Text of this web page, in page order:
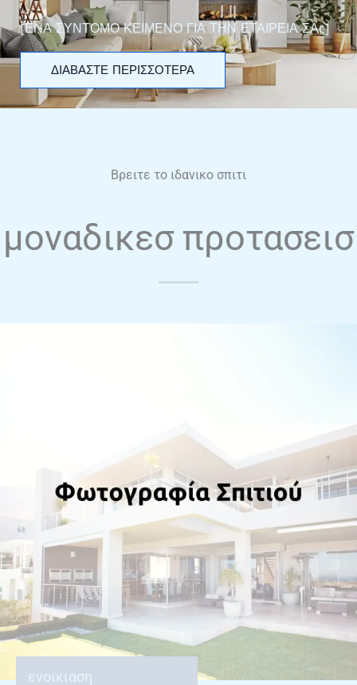
[ΕΝΑ ΣΥΝΤΟΜΟ ΚΕΙΜΕΝΟ ΓΙΑ ΤΗΝ ΕΤΑΙΡΕΙΑ ΣΑς]
ΔΙΑΒΑΣΤΕ ΠΕΡΙΣΣΟΤΕΡΑ
Βρειτε το ιδανικο σπιτι
μοναδικεσ προτασεισ
ενοικιαση